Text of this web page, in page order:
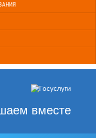
вместе